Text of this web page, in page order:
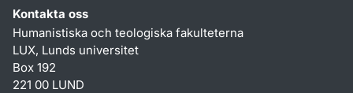
Kontakta oss
Humanistiska och teologiska fakulteterna
LUX, Lunds universitet
Box 192
221 00 LUND